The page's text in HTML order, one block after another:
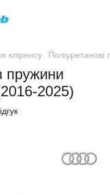
кліренсу Поліуретанові
пружини
2025)